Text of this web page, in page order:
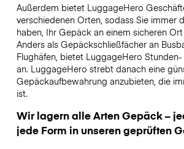
Außerdem bietet LuggageHero
verschiedenen Orten, sodass Sie immer
haben, Ihr Gepäck an einem sicheren
Anders als Gepäckschließfächer an
Flughäfen, bietet LuggageHero
an. LuggageHero strebt danach eine
Gepäckaufbewahrung anzubieten, die
ist.
Wir lagern alle Arten Gepäck –
jede Form in unseren geprüften